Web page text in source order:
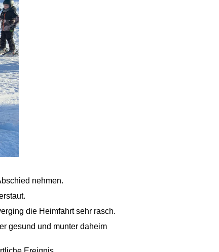
nehmen.
die Heimfahrt sehr rasch.
gesund und munter daheim